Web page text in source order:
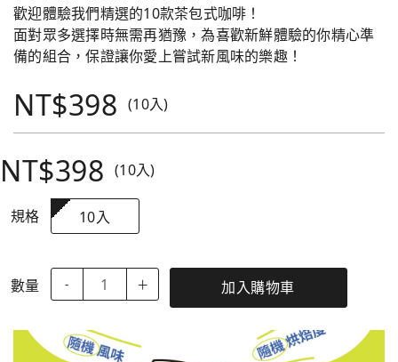
歡迎體驗我們精選的10款茶包式咖啡！
面對眾多選擇時無需再猶豫，為喜歡新鮮體驗的你精心準
備的組合，保證讓你愛上嘗試新風味的樂趣！
NT$398 (10入)
NT$398 (10入)
規格 10入
數量 - ＋ 加入購物車